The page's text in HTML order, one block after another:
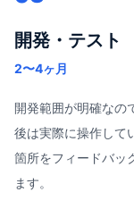
開発・テスト
2〜4ヶ月
開発範囲が明確なの
後は実際に操作して
箇所をフィードバッ
ます。